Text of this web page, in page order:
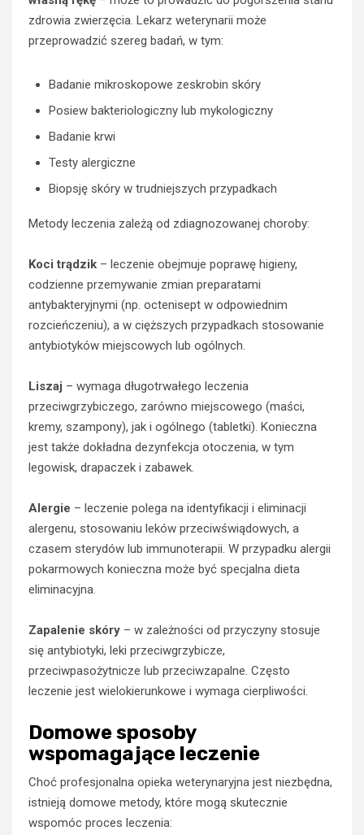
zdrowia zwierzęcia. Lekarz weterynarii może
przeprowadzić szereg badań, w tym:
Badanie mikroskopowe zeskrobin skóry
Posiew bakteriologiczny lub mykologiczny
Badanie krwi
Testy alergiczne
Biopsję skóry w trudniejszych przypadkach
Metody leczenia zależą od zdiagnozowanej choroby:
Koci trądzik – leczenie obejmuje poprawę higieny,
codzienne przemywanie zmian preparatami
antybakteryjnymi (np. octenisept w odpowiednim
rozcieńczeniu), a w cięższych przypadkach stosowanie
antybiotyków miejscowych lub ogólnych.
Liszaj – wymaga długotrwałego leczenia
przeciwgrzybiczego, zarówno miejscowego (maści,
kremy, szampony), jak i ogólnego (tabletki). Konieczna
jest także dokładna dezynfekcja otoczenia, w tym
legowisk, drapaczek i zabawek.
Alergie – leczenie polega na identyfikacji i eliminacji
alergenu, stosowaniu leków przeciwświądowych, a
czasem sterydów lub immunoterapii. W przypadku alergii
pokarmowych konieczna może być specjalna dieta
eliminacyjna.
Zapalenie skóry – w zależności od przyczyny stosuje
się antybiotyki, leki przeciwgrzybicze,
przeciwpasożytnicze lub przeciwzapalne. Często
leczenie jest wielokierunkowe i wymaga cierpliwości.
Domowe sposoby
wspomagające leczenie
Choć profesjonalna opieka weterynaryjna jest niezbędna,
istnieją domowe metody, które mogą skutecznie
wspomóc proces leczenia: